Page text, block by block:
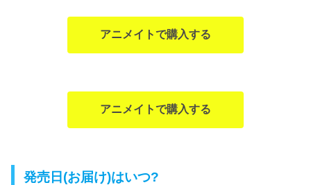
アニメイトで購入する
アニメイトで購入する
発売日(お届け)はいつ?